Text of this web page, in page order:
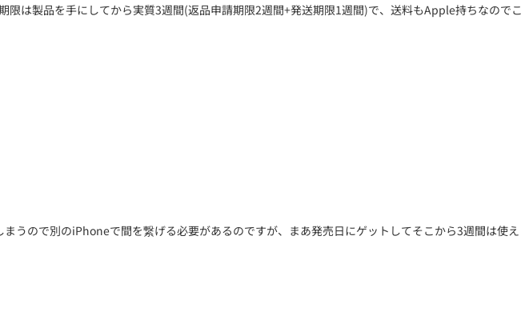
は製品を手にしてから実質3週間(返品申請期限2週間+発送期限1週間)で、送料もApple持ちなのでこ
うので別のiPhoneで間を繋げる必要があるのですが、まあ発売日にゲットしてそこから3週間は使え